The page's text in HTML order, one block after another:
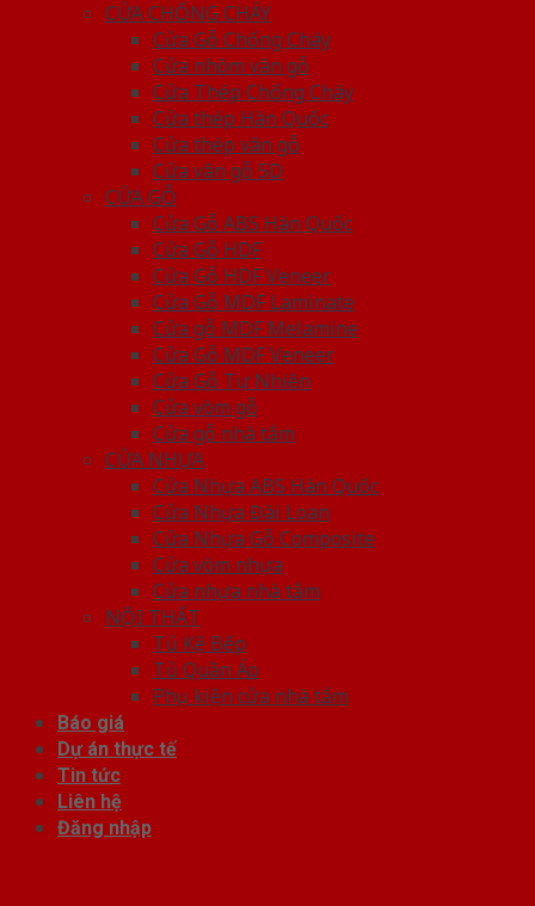
CỬA CHỐNG CHÁY
Cửa Gỗ Chống Cháy
Cửa nhôm vân gỗ
Cửa Thép Chống Cháy
Cửa thép Hàn Quốc
Cửa thép vân gỗ
Cửa vân gỗ 5D
CỬA GỖ
Cửa Gỗ ABS Hàn Quốc
Cửa Gỗ HDF
Cửa Gỗ HDF Veneer
Cửa Gỗ MDF Laminate
Cửa gỗ MDF Melamine
Cửa Gỗ MDF Veneer
Cửa Gỗ Tự Nhiên
Cửa vòm gỗ
Cửa gỗ nhà tắm
CỬA NHỰA
Cửa Nhựa ABS Hàn Quốc
Cửa Nhựa Đài Loan
Cửa Nhựa Gỗ Composite
Cửa vòm nhựa
Cửa nhựa nhà tắm
NỘI THẤT
Tủ Kệ Bếp
Tủ Quần Áo
Phụ kiện cửa nhà tắm
Báo giá
Dự án thực tế
Tin tức
Liên hệ
Đăng nhập